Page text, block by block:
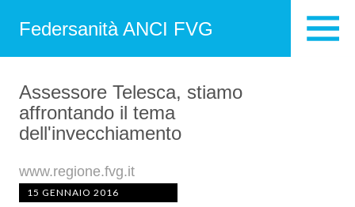
Federsanità ANCI FVG
Assessore Telesca, stiamo
affrontando il tema
dell'invecchiamento
www.regione.fvg.it
15 GENNAIO 2016